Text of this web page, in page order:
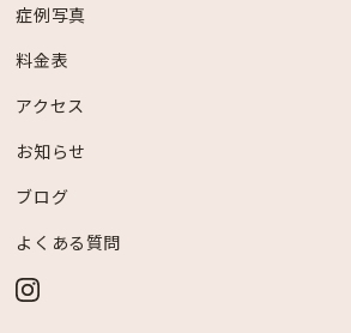
症例写真
料金表
アクセス
お知らせ
ブログ
よくある質問